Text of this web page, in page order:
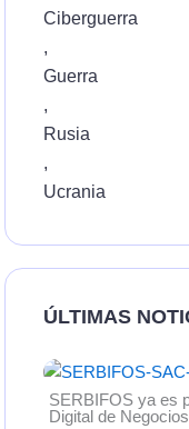
Ciberguerra
,
Guerra
,
Rusia
,
Ucrania
ÚLTIMAS
SERBIFOS ya es
Digital de